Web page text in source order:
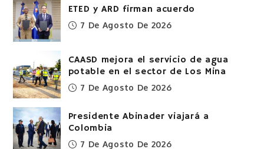
ETED y ARD firman acuerdo
7 De Agosto De 2026
CAASD mejora el servicio de agua
potable en el sector de Los Mina
7 De Agosto De 2026
Presidente Abinader viajará a
Colombia
7 De Agosto De 2026